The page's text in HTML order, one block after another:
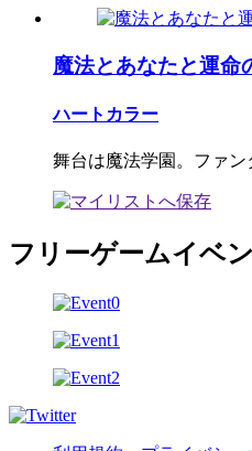
魔法とあなたと運命
ハートカラー
舞台は魔法学園。ファン
フリーゲームイベ